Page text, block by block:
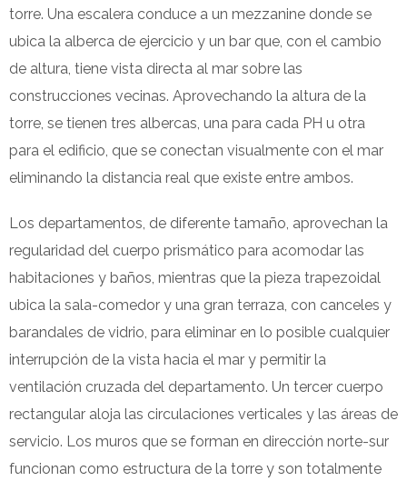
torre. Una escalera conduce a un mezzanine donde se
ubica la alberca de ejercicio y un bar que, con el cambio
de altura, tiene vista directa al mar sobre las
construcciones vecinas. Aprovechando la altura de la
torre, se tienen tres albercas, una para cada PH u otra
para el edificio, que se conectan visualmente con el mar
eliminando la distancia real que existe entre ambos.
Los departamentos, de diferente tamaño, aprovechan la
regularidad del cuerpo prismático para acomodar las
habitaciones y baños, mientras que la pieza trapezoidal
ubica la sala-comedor y una gran terraza, con canceles y
barandales de vidrio, para eliminar en lo posible cualquier
interrupción de la vista hacia el mar y permitir la
ventilación cruzada del departamento. Un tercer cuerpo
rectangular aloja las circulaciones verticales y las áreas de
servicio. Los muros que se forman en dirección norte-sur
funcionan como estructura de la torre y son totalmente